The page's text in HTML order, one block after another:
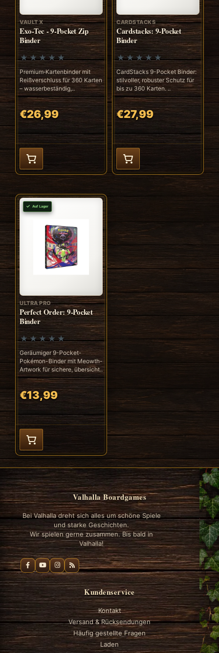
VAULT X
Exo-Tec - 9-Pocket Zip
Binder
Premium‑Kartenbinder mit
Reißverschluss für 360 Karten
– wasserbeständig,..
€26,99
CARDSTACKS
Cardstacks: 9-Pocket
Binder
CardStacks 9-Pocket Binder:
stilvoller, robuster Schutz für
bis zu 360 Karten. ..
€27,99
Auf Lager
ULTRA PRO
Perfect Order: 9-Pocket
Binder
Geräumiger 9-Pocket-
Pokémon-Binder mit Meowth-
Artwork für sichere, übersicht..
€13,99
Valhalla Boardgames
Bei Valhalla dreht sich alles um schöne Spiele
und starke Geschichten.
Wir spielen gerne zusammen. Bis bald in
Valhalla!
Kundenservice
Kontakt
Versand & Rücksendungen
Häufig gestellte Fragen
Laden